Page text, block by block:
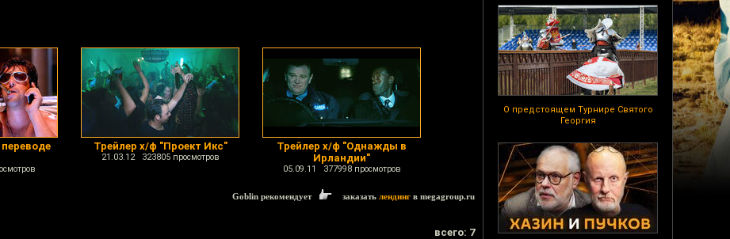
О предстоящем Турнире Святого
Георгия
Трейлер х/ф "Проект Икс"
21.03.12 323805 просмотров
Трейлер х/ф "Однажды в
Ирландии"
05.09.11 377998 просмотров
Goblin рекомендует заказать лендинг в megagroup.ru
всего: 7